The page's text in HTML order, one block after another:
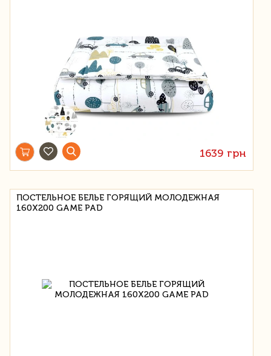
1639 грн
ПОСТЕЛЬНОЕ БЕЛЬЕ ГОРЯЩИЙ МОЛОДЕЖНАЯ
160Х200 GAME PAD